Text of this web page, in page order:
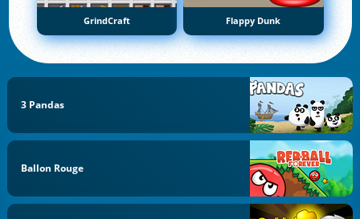
GrindCraft Flappy Dunk
3 Pandas
Ballon Rouge